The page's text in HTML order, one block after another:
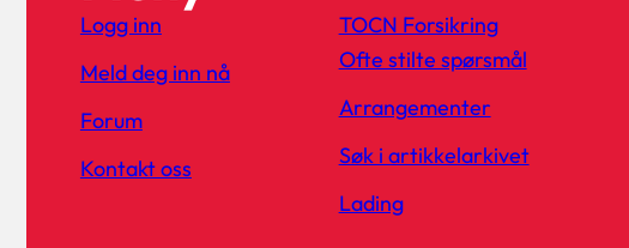
Logg inn
Meld deg inn nå
Forum
Kontakt oss
TOCN Forsikring
Ofte stilte spørsmål
Arrangementer
Søk i artikkelarkivet
Lading